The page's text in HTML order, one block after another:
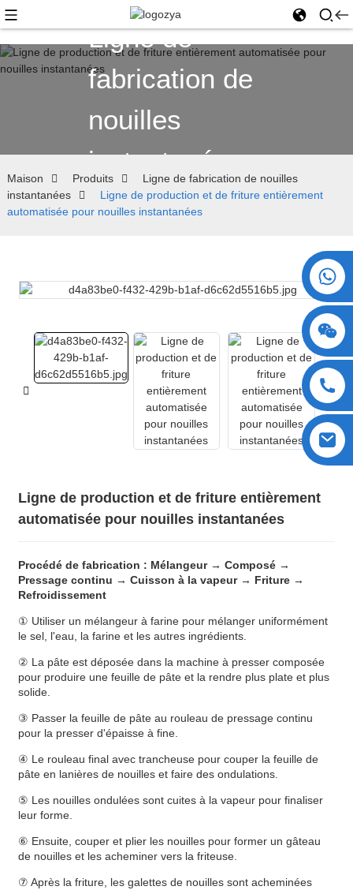
Ligne de
fabrication de
nouilles
instantanées
Maison Produits
Ligne de fabrication de nouilles
instantanées
Ligne de production et de friture entièrement
automatisée pour nouilles instantanées
Ligne de production et de friture entièrement
automatisée pour nouilles instantanées
Procédé de fabrication : Mélangeur → Composé →
Pressage continu → Cuisson à la vapeur → Friture →
Refroidissement
① Utiliser un mélangeur à farine pour mélanger uniformément
le sel, l'eau, la farine et les autres ingrédients.
② La pâte est déposée dans la machine à presser composée
pour produire une feuille de pâte et la rendre plus plate et plus
solide.
③ Passer la feuille de pâte au rouleau de pressage continu
pour la presser d'épaisse à fine.
④ Le rouleau final avec trancheuse pour couper la feuille de
pâte en lanières de nouilles et faire des ondulations.
⑤ Les nouilles ondulées sont cuites à la vapeur pour finaliser
leur forme.
⑥ Ensuite, couper et plier les nouilles pour former un gâteau
de nouilles et les acheminer vers la friteuse.
⑦ Après la friture, les galettes de nouilles sont acheminées